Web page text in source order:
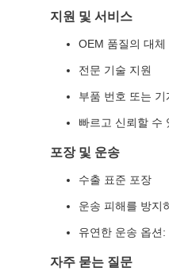
지원 및 서비스
OEM 품질의 대체
전문 기술 지원
부품 번호 또는
빠르고 신뢰할 수
포장 및 운송
수출 표준 포장
운송 피해를 방지
유연한 운송 옵션
자주 묻는 질문